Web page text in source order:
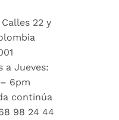
22 y
a Jueves:
6pm
continúa
98 24 44